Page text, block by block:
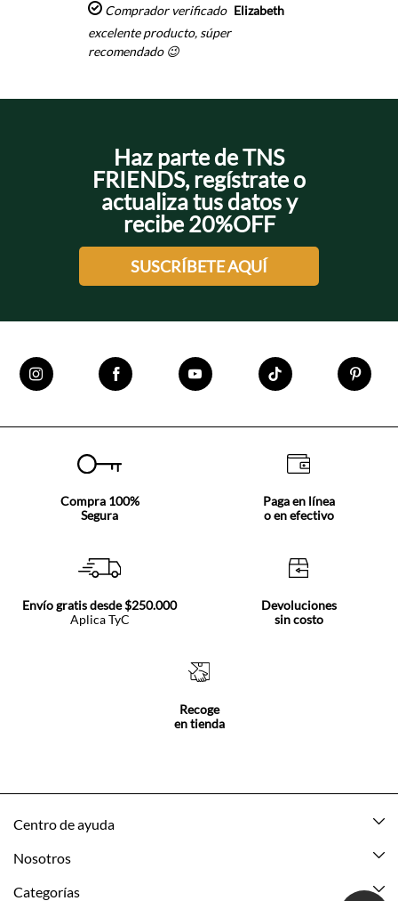
Comprador verificado Elizabeth
excelente producto, súper
recomendado 😉
Haz parte de TNS
FRIENDS, regístrate o
actualiza tus datos y
recibe 20%OFF
SUSCRÍBETE AQUÍ
Compra 100%
Segura
Paga en línea
o en efectivo
Envío gratis desde $250.000
Aplica TyC
Devoluciones
sin costo
Recoge
en tienda
Centro de ayuda
Mis pedidos
Nosotros
Acerca de Tennis
Categorías